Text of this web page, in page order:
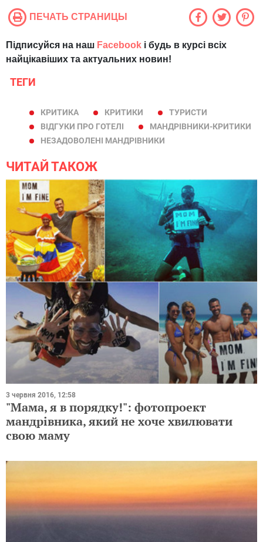
ПЕЧАТЬ СТРАНИЦЫ
Підписуйся на наш Facebook і будь в курсі всіх
найцікавіших та актуальних новин!
ТЕГИ
КРИТИКА КРИТИКИ
ТУРИСТИ
ВІДГУКИ ПРО ГОТЕЛІ
МАНДРІВНИКИ-КРИТИКИ
НЕЗАДОВОЛЕНІ МАНДРІВНИКИ
ЧИТАЙ ТАКОЖ
3 червня 2016, 12:58
"Мама, я в порядку!": фотопроект
мандрівника, який не хоче хвилювати
свою маму